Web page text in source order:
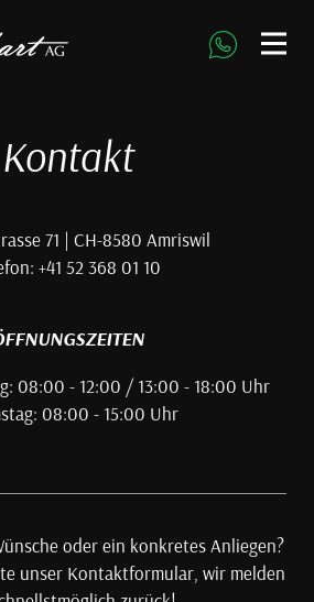
Kontakt
71 | CH-8580 Amriswil
+41 52 368 01 10
08:00 - 12:00 / 13:00 - 18:00 Uhr
08:00 - 15:00 Uhr
oder ein konkretes Anliegen?
unser Kontaktformular, wir melden